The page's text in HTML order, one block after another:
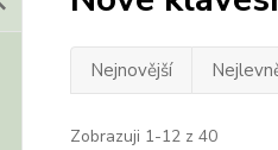
Nejnovější
Zobrazuji 1-12 z 40